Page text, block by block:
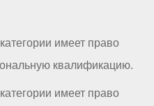
имеет право
квалификацию.
имеет право